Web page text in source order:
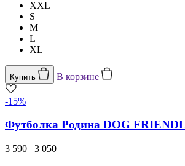
XXL
S
M
L
XL
Купить В корзине
-15%
Футболка Родина DOG
3 590 3 050